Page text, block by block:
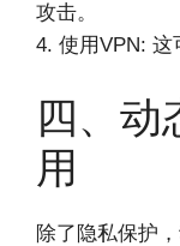
攻击。
4. 使用VPN: 这
四、动
用
除了隐私保护